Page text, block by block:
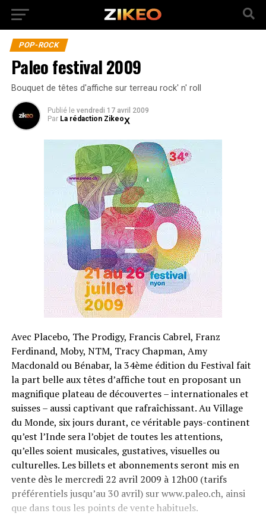
POP-ROCK
Paleo festival 2009
Bouquet de têtes d'affiche sur terreau rock' n' roll
Publié le vendredi 17 avril 2009
Par La rédaction Zikeo
Avec Placebo, The Prodigy, Francis Cabrel, Franz
Ferdinand, Moby, NTM, Tracy Chapman, Amy
Macdonald ou Bénabar, la 34ème édition du Festival fait
la part belle aux têtes d’affiche tout en proposant un
magnifique plateau de découvertes – internationales et
suisses – aussi captivant que rafraîchissant. Au Village
du Monde, six jours durant, ce véritable pays-continent
qu’est l’Inde sera l’objet de toutes les attentions,
qu’elles soient musicales, gustatives, visuelles ou
culturelles. Les billets et abonnements seront mis en
vente dès le mercredi 22 avril 2009 à 12h00 (tarifs
préférentiels jusqu’au 30 avril) sur www.paleo.ch, ainsi
que dans tous les points de vente habituels.